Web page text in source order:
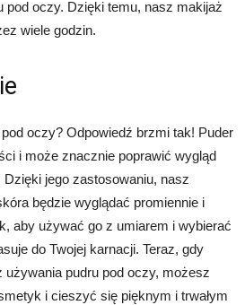
pod oczy. Dzięki temu, nasz makijaż
wiele godzin.
oczy? Odpowiedź brzmi tak! Puder
i może znacznie poprawić wygląd
Dzięki jego zastosowaniu, nasz
będzie wyglądać promiennie i
aby używać go z umiarem i wybierać
do Twojej karnacji. Teraz, gdy
pudru pod oczy, możesz
i cieszyć się pięknym i trwałym